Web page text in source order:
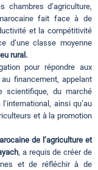
d’agriculture,
fait face à de
et la compétitivité
d’une classe moyenne
rural.
pour répondre aux
financement, appelant
scientifique, du marché
ainsi qu’au
et à la promotion
de l’agriculture et
, a requis de créer de
et de réfléchir à de